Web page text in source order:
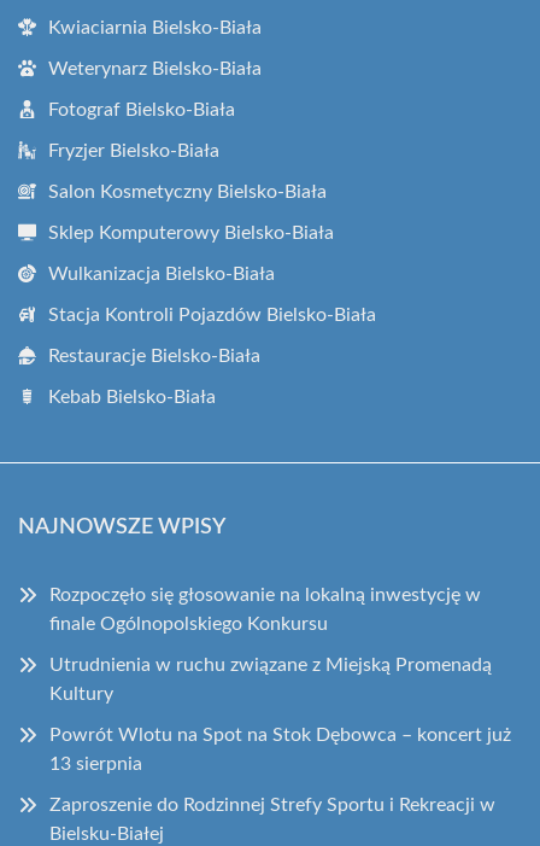
Kwiaciarnia Bielsko-Biała
Weterynarz Bielsko-Biała
Fotograf Bielsko-Biała
Fryzjer Bielsko-Biała
Salon Kosmetyczny Bielsko-Biała
Sklep Komputerowy Bielsko-Biała
Wulkanizacja Bielsko-Biała
Stacja Kontroli Pojazdów Bielsko-Biała
Restauracje Bielsko-Biała
Kebab Bielsko-Biała
NAJNOWSZE WPISY
Rozpoczęło się głosowanie na lokalną inwestycję w
finale Ogólnopolskiego Konkursu
Utrudnienia w ruchu związane z Miejską Promenadą
Kultury
Powrót Wlotu na Spot na Stok Dębowca – koncert już
13 sierpnia
Zaproszenie do Rodzinnej Strefy Sportu i Rekreacji w
Bielsku-Białej